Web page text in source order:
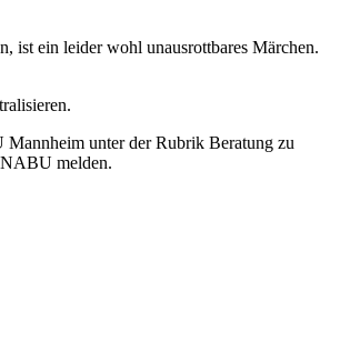
ist ein leider wohl unausrottbares Märchen.
unter der Rubrik Beratung zu
NABU melden.